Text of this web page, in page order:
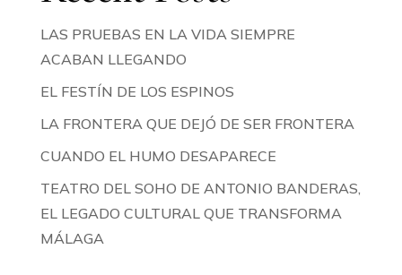
LAS PRUEBAS EN LA VIDA SIEMPRE
ACABAN LLEGANDO
EL FESTÍN DE LOS ESPINOS
LA FRONTERA QUE DEJÓ DE SER FRONTERA
CUANDO EL HUMO DESAPARECE
TEATRO DEL SOHO DE ANTONIO BANDERAS,
EL LEGADO CULTURAL QUE TRANSFORMA
MÁLAGA